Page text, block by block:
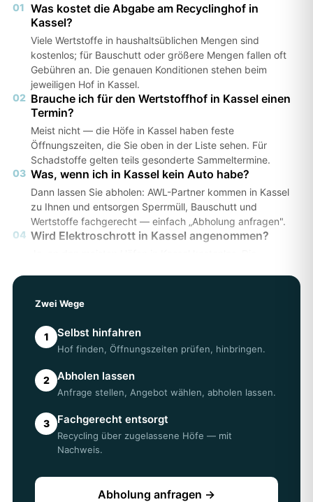
01 Was kostet die Abgabe am Recyclinghof in
Kassel?
Viele Wertstoffe in haushaltsüblichen Mengen sind
kostenlos; für Bauschutt oder größere Mengen fallen oft
Gebühren an. Die genauen Konditionen stehen beim
jeweiligen Hof in Kassel.
02 Brauche ich für den Wertstoffhof in Kassel einen
Termin?
Meist nicht — die Höfe in Kassel haben feste
Öffnungszeiten, die Sie oben in der Liste sehen. Für
Schadstoffe gelten teils gesonderte Sammeltermine.
03 Was, wenn ich in Kassel kein Auto habe?
Dann lassen Sie abholen: AWL-Partner kommen in Kassel
zu Ihnen und entsorgen Sperrmüll, Bauschutt und
Wertstoffe fachgerecht — einfach „Abholung anfragen".
04 Wird Elektroschrott in Kassel angenommen?
Erhalte ich einen Entsorgungsnachweis?
Entsorgungsnachweis — wichtig z. B. für Vermieter oder
Ämter in Kassel.
Zwei Wege
1 Selbst hinfahren
Hof finden, Öffnungszeiten prüfen, hinbringen.
2 Abholen lassen
Anfrage stellen, Angebot wählen, abholen lassen.
3 Fachgerecht entsorgt
Recycling über zugelassene Höfe — mit
Nachweis.
Abholung anfragen →